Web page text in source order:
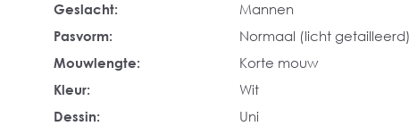
Geslacht:
Mannen
Pasvorm:
Normaal (licht getailleerd)
Mouwlengte:
Korte mouw
Kleur:
Wit
Dessin:
Uni